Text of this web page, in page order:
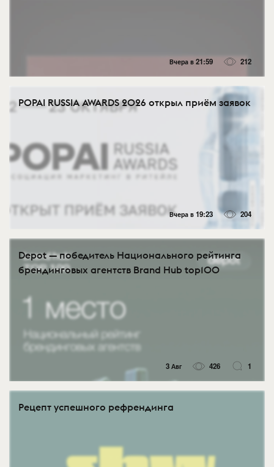
Вчера в 21:59 212
POPAI RUSSIA AWARDS 2026 открыл приём заявок
Вчера в 19:23 204
Depot — победитель Национального рейтинга
брендинговых агентств Brand Hub top100
3 Авг 426 1
Рецепт успешного рефрендинга